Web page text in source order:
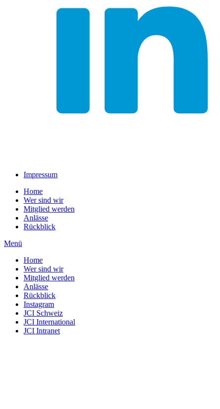
Impressum
Home
Wer sind wir
Mitglied werden
Anlässe
Rückblick
Menü
Home
Wer sind wir
Mitglied werden
Anlässe
Rückblick
Instagram
JCI Schweiz
JCI International
JCI Intranet